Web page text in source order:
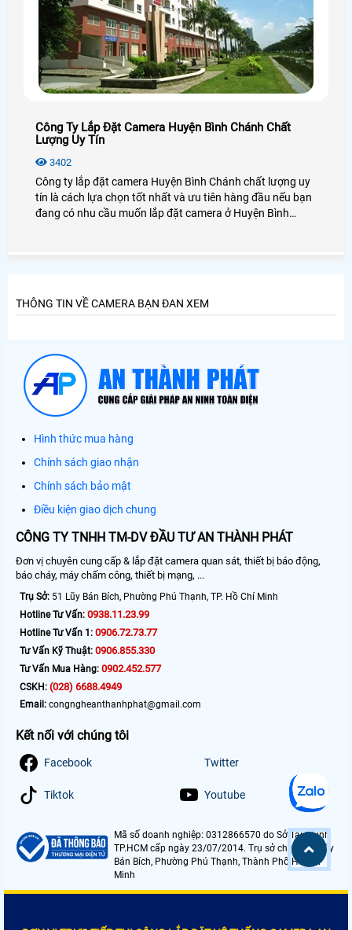
Công Ty Lắp Đặt Camera Huyện Bình Chánh Chất
Lượng Uy Tín
3402
Công ty lắp đặt camera Huyện Bình Chánh chất lượng uy
tín là cách lựa chọn tốt nhất và ưu tiên hàng đầu nếu bạn
đang có nhu cầu muốn lắp đặt camera ở Huyện Bình
THÔNG TIN VỀ CAMERA BẠN ĐAN XEM
Hình thức mua hàng
Chính sách giao nhận
Chính sách bảo mật
Điều kiện giao dịch chung
CÔNG TY TNHH TM-DV ĐẦU TƯ AN THÀNH PHÁT
Đơn vị chuyên cung cấp & lắp đặt camera quan sát, thiết bị báo động,
báo cháy, máy chấm công, thiết bị mạng, ...
Trụ Sở: 51 Lũy Bán Bích, Phường Phú Thạnh, TP. Hồ Chí Minh
Hotline Tư Vấn: 0938.11.23.99
Hotline Tư Vấn 1: 0906.72.73.77
Tư Vấn Kỹ Thuật: 0906.855.330
Tư Vấn Mua Hàng: 0902.452.577
CSKH: (028) 6688.4949
Email: congngheanthanhphat@gmail.com
Kết nối với chúng tôi
Facebook Twitter
Tiktok Youtube
Mã số doanh nghiệp: 0312866570 do Sở Tài Chính
TP.HCM cấp ngày 23/07/2014. Trụ sở chính: 51 Lũy
Bán Bích, Phường Phú Thạnh, Thành Phố Hồ Chí
Minh